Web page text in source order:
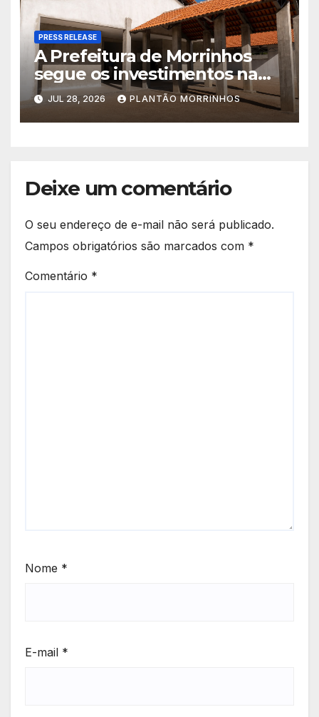
PRESS RELEASE
A Prefeitura de Morrinhos
segue os investimentos na
educação. A obra da Escola
Municipal Eudóxio de
Figueiredo avança em ritmo
JUL 28, 2026 PLANTÃO MORRINHOS
Deixe um comentário
O seu endereço de e-mail não será publicado.
Campos obrigatórios são marcados com *
Comentário *
Nome *
E-mail *